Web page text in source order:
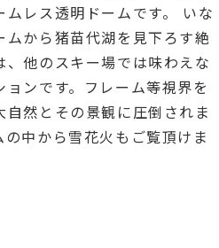
ムレス透明ドームです。 いな
ムから猪苗代湖を見下ろす絶
、他のスキー場では味わえな
ョンです。フレーム等視界を
自然とその景観に圧倒されま
の中から雪花火もご覧頂けま